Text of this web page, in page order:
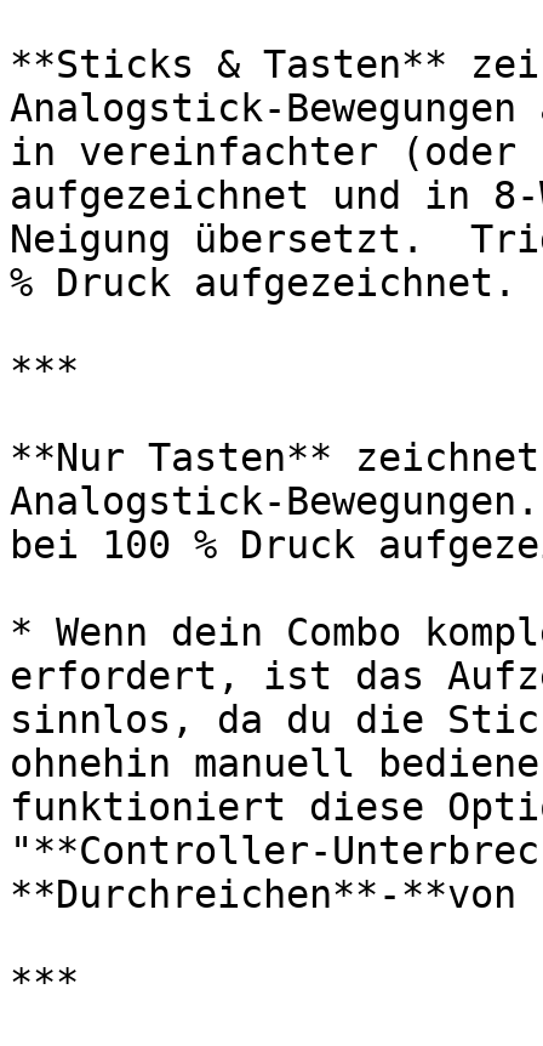
**Sticks & Tasten**
Analogstick-
in vereinfachter (oder
aufgezeichnet und in 8-
Neigung übersetzt.
% Druck aufgezeichnet.
***
**Nur Tasten**
Analogstick-
bei 100 % Druck
* Wenn dein Combo
erfordert, ist das
sinnlos, da du die
ohnehin manuell
funktioniert diese
"**Controller-
**Durchreichen**-**von
***